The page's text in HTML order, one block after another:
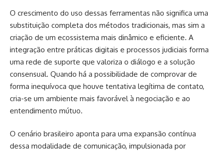
O crescimento do uso dessas ferramentas não significa uma
substituição completa dos métodos tradicionais, mas sim a
criação de um ecossistema mais dinâmico e eficiente. A
integração entre práticas digitais e processos judiciais forma
uma rede de suporte que valoriza o diálogo e a solução
consensual. Quando há a possibilidade de comprovar de
forma inequívoca que houve tentativa legítima de contato,
cria-se um ambiente mais favorável à negociação e ao
entendimento mútuo.
O cenário brasileiro aponta para uma expansão contínua
dessa modalidade de comunicação, impulsionada por